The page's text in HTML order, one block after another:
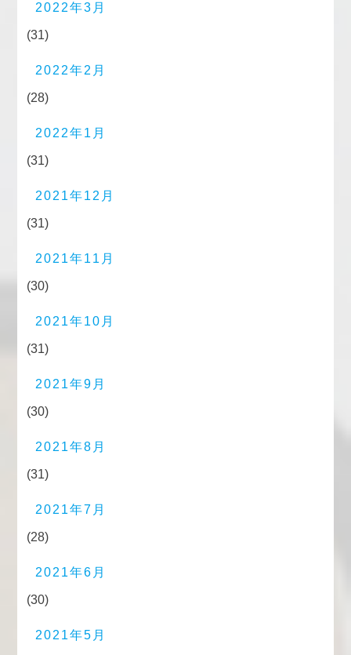
2022年3月
(31)
2022年2月
(28)
2022年1月
(31)
2021年12月
(31)
2021年11月
(30)
2021年10月
(31)
2021年9月
(30)
2021年8月
(31)
2021年7月
(28)
2021年6月
(30)
2021年5月